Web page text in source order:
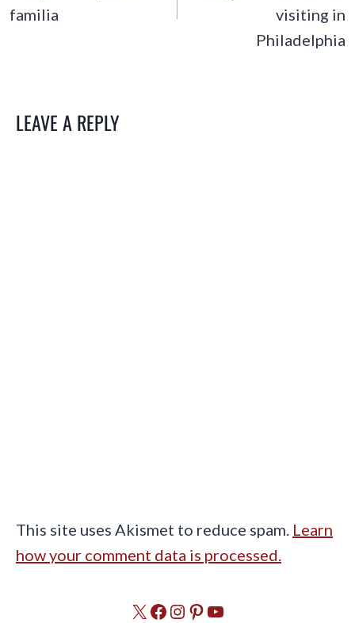
familia
visiting in
Philadelphia
LEAVE A REPLY
This site uses Akismet to reduce spam. Learn
how your comment data is processed.
X Facebook
Instagram
Pinterest
YouTube